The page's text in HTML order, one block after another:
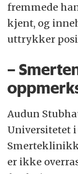
fremmede
kjent, og
uttrykker
–
Audun
Universitetet i
er ikke